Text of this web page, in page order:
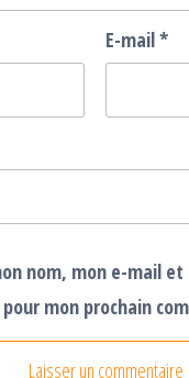
E-mail*
nom, mon e-mail
mon prochain